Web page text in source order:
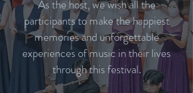
As the host, we wish all the
participants to make the happiest
memories and unforgettable
experiences of music in their lives
through this festival.